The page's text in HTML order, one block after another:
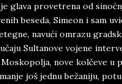
je glava provetrena od
beseda, Simeon i sam
navući omrazu
Sultanove vojene
nove kolčeve u
još jednu bežaniju,